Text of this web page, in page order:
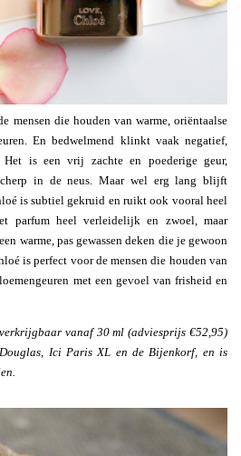
mensen die houden van warme, oriëntaalse
En bedwelmend klinkt vaak negatief,
is een vrij zachte en poederige geur,
in de neus. Maar wel erg lang blijft
is subtiel gekruid en ruikt ook vooral heel
parfum heel verleidelijk en zwoel, maar
warme, pas gewassen deken die je gewoon
is perfect voor de mensen die houden van
met een gevoel van frisheid en
vanaf 30 ml (adviesprijs €52,95)
Ici Paris XL en de Bijenkorf, en is